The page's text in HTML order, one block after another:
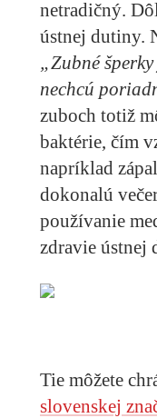
netradičný.
ústnej dutiny.
„Zubné
nechcú
zuboch totiž
baktérie, čím
napríklad
dokonalú
používanie
zdravie ústnej
Tie môžete
slovenskej